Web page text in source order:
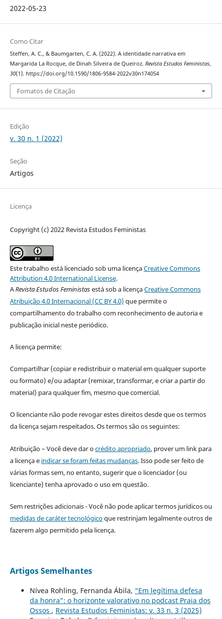
2022-05-23
Como Citar
Steffen, A. C., & Baumgarten, C. A. (2022). A identidade narrativa em
Margarida La Rocque, de Dinah Silveira de Queiroz. Revista Estudos Feministas,
30(1). https://doi.org/10.1590/1806-9584-2022v30n174054
Fomatos de Citação
Edição
v. 30 n. 1 (2022)
Seção
Artigos
Licença
Copyright (c) 2022 Revista Estudos Feministas
Este trabalho está licenciado sob uma licençaCreative Commons
Attribution 4.0 International License.
ARevista Estudos Feministasestá sob a licençaCreative Commons
Atribuição 4.0 Internacional (CC BY 4.0) que permite o
compartilhamento do trabalho com reconhecimento de autoria e
publicação inicial neste periódico.
A licença permite:
Compartilhar (copiar e redistribuir o material em qualquer suporte
ou formato) e/ou adaptar (remixar, transformar, e criar a partir do
material) para qualquer fim, mesmo que comercial.
O licenciante não pode revogar estes direitos desde que os termos
da licença sejam respeitados. Os termos são os seguintes:
Atribuição – Você deve dar ocrédito apropriado, prover um link para
a licença e indicar se foram feitas mudanças. Isso pode ser feito de
várias formas sem, no entanto, sugerir que o licenciador (ou
licenciante) tenha aprovado o uso em questão.
Sem restrições adicionais - Você não pode aplicar termos jurídicos ou
medidas de caráter tecnológicoque restrinjam legalmente outros de
fazerem algo permitido pela licença.
Artigos Semelhantes
Nívea Rohling, Fernanda Ábila, “Em legítima defesa
da honra”: o horizonte valorativo no podcast Praia dos
Ossos , Revista Estudos Feministas: v. 33 n. 3 (2025)